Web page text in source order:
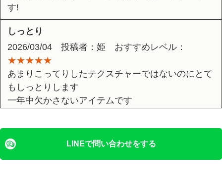
す!
しっとり
2026/03/04 投稿者：姫 おすすめレベル：
★★★★★
あまりこってりしたテクスチャーではないのにとて
もしっとりします
一年中欠かさないアイテムです
2026/01/31 投稿者：まこちゃん おすすめレベ
LINEで問い合わせをする